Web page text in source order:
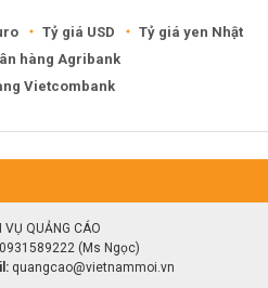
Tỷ giá USD
Tỷ giá yen Nhật
hàng Agribank
Vietcombank
VỤ QUẢNG CÁO
0931589222 (Ms Ngọc)
quangcao@vietnammoi.vn